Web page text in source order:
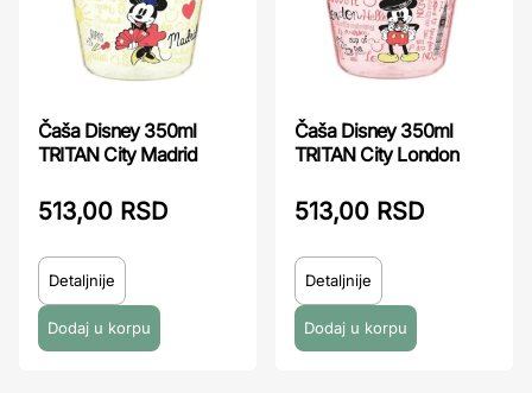
Čaša Disney 350ml
TRITAN City Madrid
513,00 RSD
Detaljnije
Čaša Disney 350ml
TRITAN City London
513,00 RSD
Detaljnije